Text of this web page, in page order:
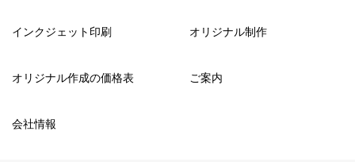
インクジェット印刷 オリジナル制作
オリジナル作成の価格表 ご案内
会社情報